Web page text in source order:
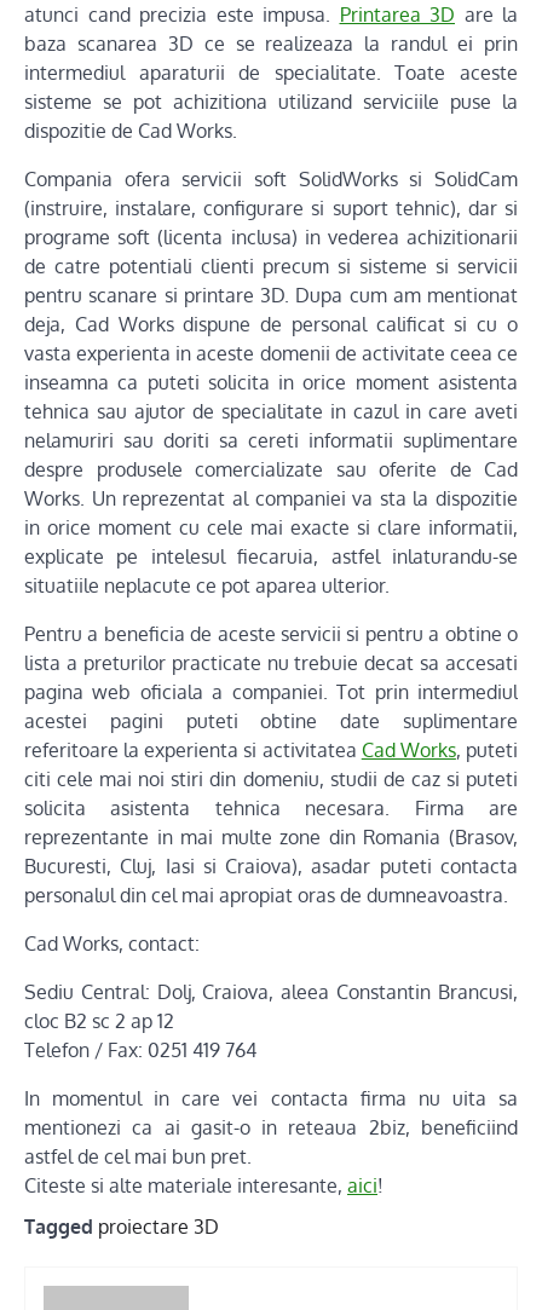
atunci cand precizia este impusa. Printarea 3D are la
baza scanarea 3D ce se realizeaza la randul ei prin
intermediul aparaturii de specialitate. Toate aceste
sisteme se pot achizitiona utilizand serviciile puse la
dispozitie de Cad Works.
Compania ofera servicii soft SolidWorks si SolidCam
(instruire, instalare, configurare si suport tehnic), dar si
programe soft (licenta inclusa) in vederea achizitionarii
de catre potentiali clienti precum si sisteme si servicii
pentru scanare si printare 3D. Dupa cum am mentionat
deja, Cad Works dispune de personal calificat si cu o
vasta experienta in aceste domenii de activitate ceea ce
inseamna ca puteti solicita in orice moment asistenta
tehnica sau ajutor de specialitate in cazul in care aveti
nelamuriri sau doriti sa cereti informatii suplimentare
despre produsele comercializate sau oferite de Cad
Works. Un reprezentat al companiei va sta la dispozitie
in orice moment cu cele mai exacte si clare informatii,
explicate pe intelesul fiecaruia, astfel inlaturandu-se
situatiile neplacute ce pot aparea ulterior.
Pentru a beneficia de aceste servicii si pentru a obtine o
lista a preturilor practicate nu trebuie decat sa accesati
pagina web oficiala a companiei. Tot prin intermediul
acestei pagini puteti obtine date suplimentare
referitoare la experienta si activitatea Cad Works, puteti
citi cele mai noi stiri din domeniu, studii de caz si puteti
solicita asistenta tehnica necesara. Firma are
reprezentante in mai multe zone din Romania (Brasov,
Bucuresti, Cluj, Iasi si Craiova), asadar puteti contacta
personalul din cel mai apropiat oras de dumneavoastra.
Cad Works, contact:
Sediu Central: Dolj, Craiova, aleea Constantin Brancusi,
cloc B2 sc 2 ap 12
Telefon / Fax: 0251 419 764
In momentul in care vei contacta firma nu uita sa
mentionezi ca ai gasit-o in reteaua 2biz, beneficiind
astfel de cel mai bun pret.
Citeste si alte materiale interesante, aici!
Tagged proiectare 3D